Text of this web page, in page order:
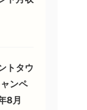
トタウ
ンペ
8月